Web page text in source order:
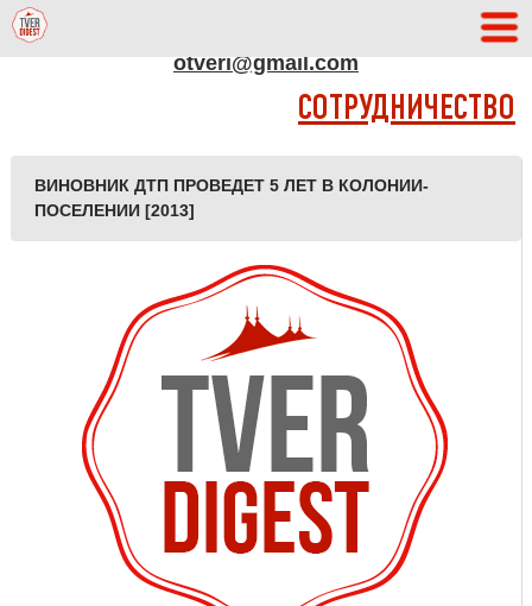
otveri@gmail.com
СОТРУДНИЧЕСТВО
ВИНОВНИК ДТП ПРОВЕДЕТ 5 ЛЕТ В КОЛОНИИ-
ПОСЕЛЕНИИ [2013]